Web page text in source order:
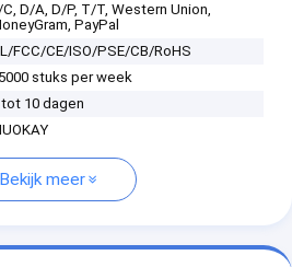
C, D/A, D/P, T/T, Western Union,
PayPal
FCC/CE/ISO/PSE/CB/RoHS
stuks per week
tot 10 dagen
Bekijk meer